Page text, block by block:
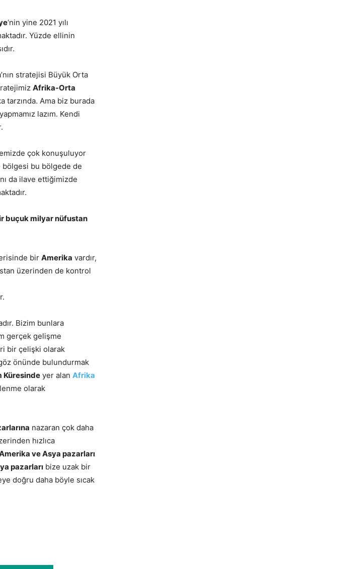
‘nin yine 2021 yılı
Yüzde ellinin
stratejisi Büyük Orta
Afrika-Orta
tarzında. Ama biz burada
lazım. Kendi
çok konuşuluyor
bölgesi bu bölgede de
da ilave ettiğimizde
buçuk milyar nüfustan
bir Amerika vardır,
üzerinden de kontrol
Bizim bunlara
gerçek gelişme
bir çelişki olarak
önünde bulundurmak
Küresinde yer alan Afrika
olarak
nazaran çok daha
hızlıca
ve Asya pazarları
pazarları bize uzak bir
doğru daha böyle sıcak